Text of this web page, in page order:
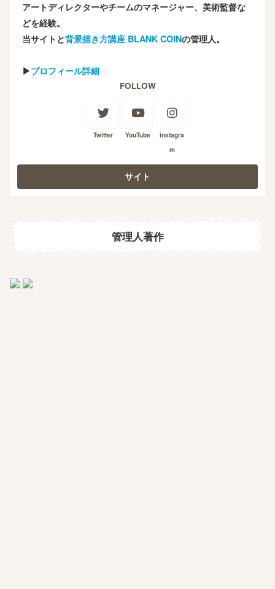
アートディレクターやチームのマネージャー、美術監督な
どを経験。
当サイトと背景描き方講座 BLANK COINの管理人。
▶プロフィール詳細
FOLLOW
Twitter YouTube
instagra
m
管理人著作